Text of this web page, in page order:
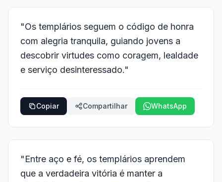
"Os templários seguem o código de honra
com alegria tranquila, guiando jovens a
descobrir virtudes como coragem, lealdade
e serviço desinteressado."
Copiar Compartilhar WhatsApp
"Entre aço e fé, os templários aprendem
que a verdadeira vitória é manter a